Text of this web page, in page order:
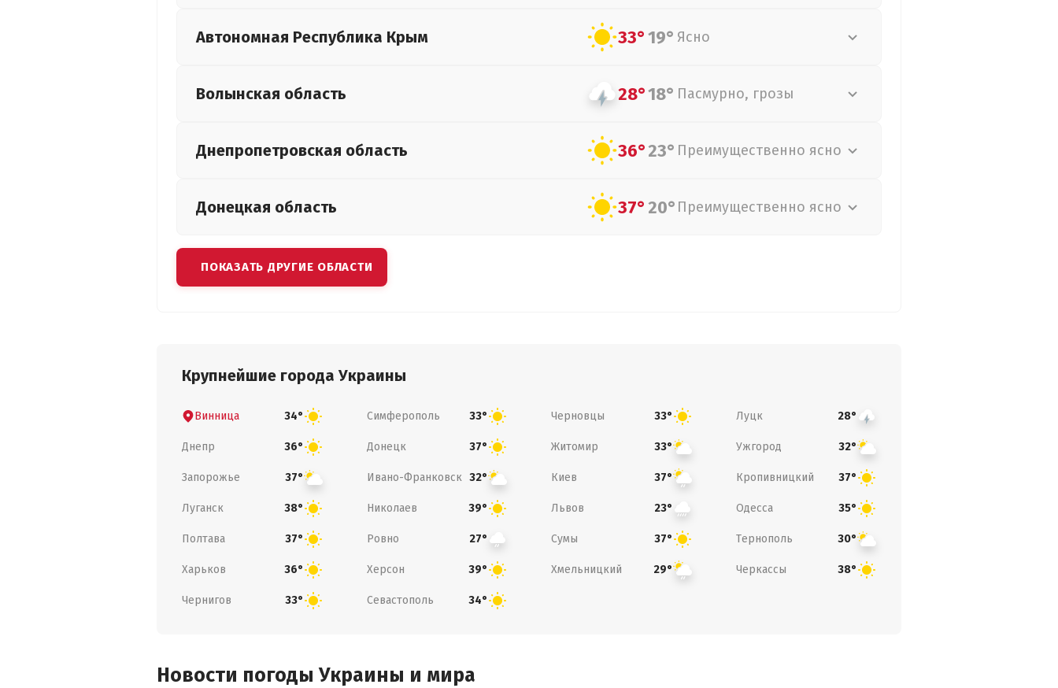
Автономная Республика Крым 33°19° Ясно
Волынская область 28°18° Пасмурно, грозы
Днепропетровская область 36°23° Преимущественно ясно
Донецкая область 37°20° Преимущественно ясно
ПОКАЗАТЬ ДРУГИЕ ОБЛАСТИ
Крупнейшие города Украины
Винница 34° Симферополь 33° Черновцы 33° Луцк 28°
Днепр 36° Донецк 37° Житомир 33° Ужгород 32°
Запорожье 37° Ивано-Франковск 32° Киев 37° Кропивницкий 37°
Луганск 38° Николаев 39° Львов 23° Одесса 35°
Полтава 37° Ровно 27° Сумы 37° Тернополь 30°
Харьков 36° Херсон 39° Хмельницкий 29° Черкассы 38°
Чернигов 33° Севастополь 34°
Новости погоды Украины и мира